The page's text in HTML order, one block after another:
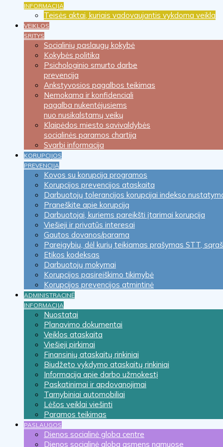
INFORMACIJA
Teisės aktai, kuriais vadovaujantis vykdoma veikla
VEIKLOS
SRITYS
Socialinių paslaugų kokybė
Kokybės politika
Psichologinio smurto darbe
prevencija
Ankstyvosios pagalbos teikimas
Nemokama ir konfidenciali
pagalba nukentėjusiems
nuo nusikalstamų veikų
Klaipėdos miesto savivaldybės
socialinės paramos chartija
Svarbi informacija
KORUPCIJOS
PREVENCIJA
Kovos su korupcija programos
Korupcijos prevencijos ataskaita
Darbuotojų tolerancijos korupcijai indekso
Praneškite apie korupciją
Darbuotojai, kuriems pareikšti įtarimai korupcija
Viešieji ir privatūs interesai
Gautos dovanos/parama
Pareigybių, dėl kurių teikiamas prašymas STT,
Etikos kodeksas
Darbuotojų mokymai
Korupcijos pasireiškimo tikimybė
Korupcijos prevencijos atmintinė
ADMINISTRACINĖ
INFORMACIJA
Nuostatai
Planavimo dokumentai
Veiklos ataskaita
Viešieji pirkimai
Finansinių ataskaitų rinkiniai
Biudžeto vykdymo ataskaitų rinkiniai
Informacija apie darbo užmokestį
Paskatinimai ir apdovanojimai
Tarnybiniai automobiliai
Lėšos veiklai viešinti
Paramos teikimas
PASLAUGOS
Dienos socialinė globa centre
Dienos socialinė globa asmens namuose